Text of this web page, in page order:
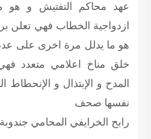
عهد محاكم التفتيش و هو
ازدواجية الخطاب فهي تعلن
هو ما يدلل مرة اخرى على
خلق مناخ اعلامي متعدد
المدح و الإبتذال و الإنحطاط
نفسها صحف
رابح الخرايفي المحامي